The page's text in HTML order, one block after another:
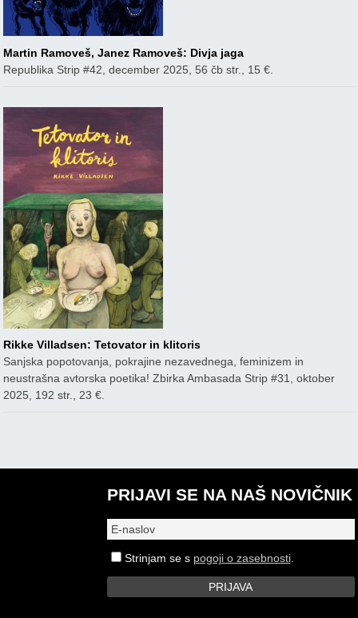
Martin Ramoveš, Janez Ramoveš: Divja jaga
Republika Strip #42, december 2025, 56 čb str., 15 €.
Rikke Villadsen: Tetovator in klitoris
Sanjska popotovanja, pokrajine nezavednega, feminizem in
neustrašna avtorska poetika! Zbirka Ambasada Strip #31, oktober
2025, 192 str., 23 €.
PRIJAVI SE NA NAŠ NOVIČNIK
Strinjam se s pogoji o zasebnosti.